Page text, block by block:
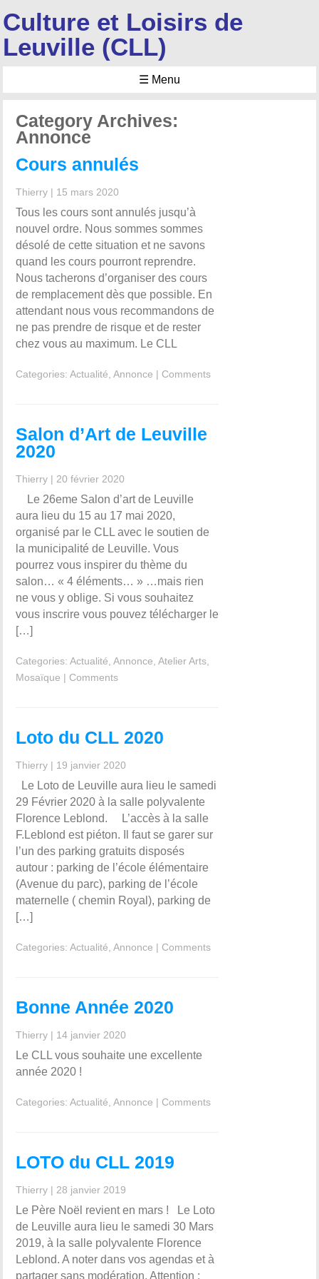
Culture et Loisirs de
Leuville (CLL)
☰ Menu
Category Archives:
Annonce
Cours annulés
Thierry | 15 mars 2020
Tous les cours sont annulés jusqu’à
nouvel ordre. Nous sommes sommes
désolé de cette situation et ne savons
quand les cours pourront reprendre.
Nous tacherons d’organiser des cours
de remplacement dès que possible. En
attendant nous vous recommandons de
ne pas prendre de risque et de rester
chez vous au maximum. Le CLL
Categories:Actualité ,Annonce | Comments
Salon d’Art de Leuville
2020
Thierry | 20 février 2020
Le 26eme Salon d’art de Leuville
aura lieu du 15 au 17 mai 2020,
organisé par le CLL avec le soutien de
la municipalité de Leuville. Vous
pourrez vous inspirer du thème du
salon… « 4 éléments… » …mais rien
ne vous y oblige. Si vous souhaitez
vous inscrire vous pouvez télécharger le
[…]
Categories:Actualité ,Annonce ,Atelier Arts
Mosaïque | Comments
Loto du CLL 2020
Thierry | 19 janvier 2020
Le Loto de Leuville aura lieu le samedi
29 Février 2020 à la salle polyvalente
Florence Leblond. L’accès à la salle
F.Leblond est piéton. Il faut se garer sur
l’un des parking gratuits disposés
autour : parking de l’école élémentaire
(Avenue du parc), parking de l’école
maternelle ( chemin Royal), parking de
[…]
Categories:Actualité ,Annonce | Comments
Bonne Année 2020
Thierry | 14 janvier 2020
Le CLL vous souhaite une excellente
année 2020 !
Categories:Actualité ,Annonce | Comments
LOTO du CLL 2019
Thierry | 28 janvier 2019
Le Père Noël revient en mars ! Le Loto
de Leuville aura lieu le samedi 30 Mars
2019, à la salle polyvalente Florence
Leblond. A noter dans vos agendas et à
partager sans modération. Attention :